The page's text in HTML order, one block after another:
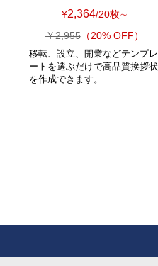
¥2,364/20枚∼
￥2,955（20% OFF）
移転、設立、開業などテンプレ
ートを選ぶだけで高品質挨拶状
を作成できます。